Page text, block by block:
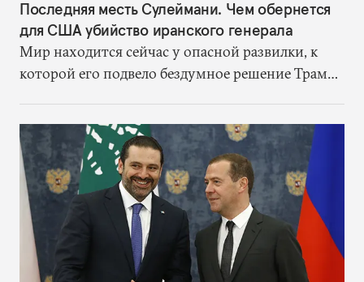
Последняя месть Сулеймани. Чем обернется
для США убийство иранского генерала
Мир находится сейчас у опасной развилки, к
которой его подвело бездумное решение Трампа
США, но не сбивал американские беспилотники
в нейтральных водах, не наносил ракетные
удары по судам в Персидском заливе, а в Ираке
шиитские ополченцы не нападали на
американцев. Отказавшись от ядерного
соглашения без каких-либо доказательств
обмана со стороны Ирана, США запустили